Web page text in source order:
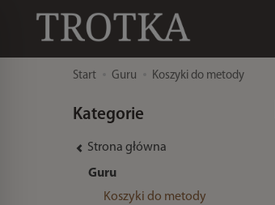
Start Guru Koszyki do metody
Kategorie
Strona główna
Guru
Koszyki do metody